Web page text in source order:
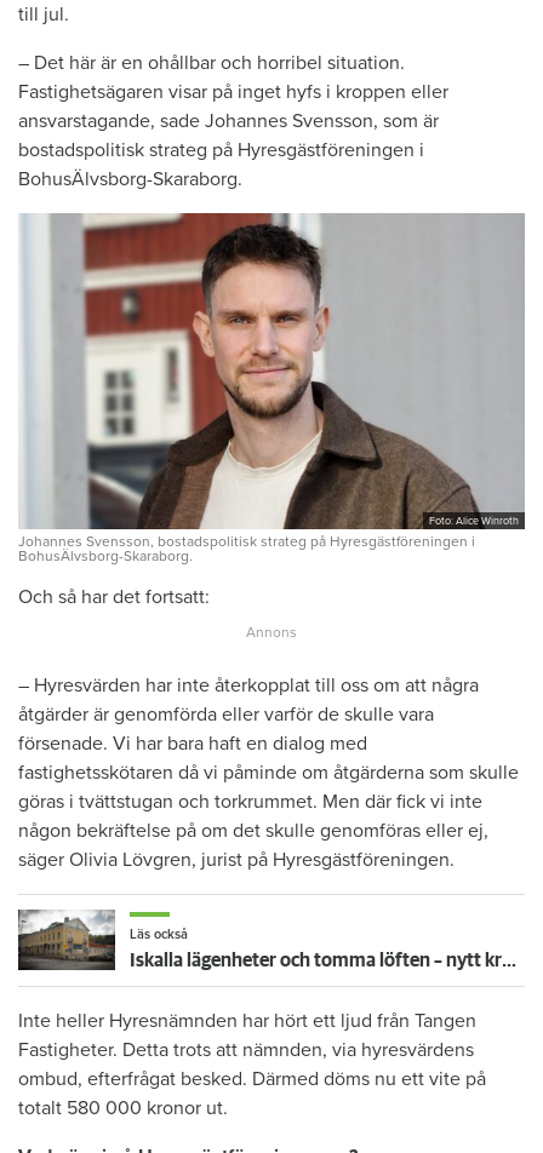
till jul.
– Det här är en ohållbar och horribel situation.
Fastighetsägaren visar på inget hyfs i kroppen eller
ansvarstagande, sade Johannes Svensson, som är
bostadspolitisk strateg på Hyresgästföreningen i
BohusÄlvsborg-Skaraborg.
Foto: Alice Winroth
Johannes Svensson, bostadspolitisk strateg på Hyresgästföreningen i
BohusÄlvsborg-Skaraborg.
Och så har det fortsatt:
– Hyresvärden har inte återkopplat till oss om att några
åtgärder är genomförda eller varför de skulle vara
försenade. Vi har bara haft en dialog med
fastighetsskötaren då vi påminde om åtgärderna som skulle
göras i tvättstugan och torkrummet. Men där fick vi inte
någon bekräftelse på om det skulle genomföras eller ej,
säger Olivia Lövgren, jurist på Hyresgästföreningen.
Läs också
Iskalla lägenheter och tomma löften – nytt krav om tvångsförvaltning
Inte heller Hyresnämnden har hört ett ljud från Tangen
Fastigheter. Detta trots att nämnden, via hyresvärdens
ombud, efterfrågat besked. Därmed döms nu ett vite på
totalt 580 000 kronor ut.